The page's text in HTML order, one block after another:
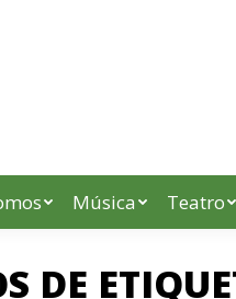
Música Teatro
DE